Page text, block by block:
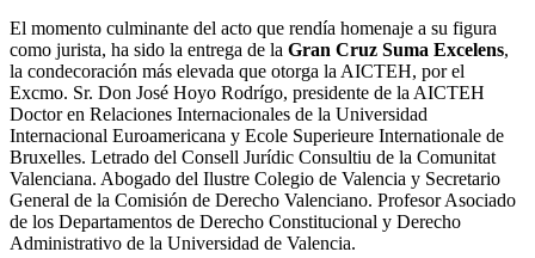
El momento culminante del acto que rendía homenaje a su figura
como jurista, ha sido la entrega de la Gran Cruz Suma Excelens,
la condecoración más elevada que otorga la AICTEH, por el
Excmo. Sr. Don José Hoyo Rodrígo, presidente de la AICTEH
Doctor en Relaciones Internacionales de la Universidad
Internacional Euroamericana y Ecole Superieure Internationale de
Bruxelles. Letrado del Consell Jurídic Consultiu de la Comunitat
Valenciana. Abogado del Ilustre Colegio de Valencia y Secretario
General de la Comisión de Derecho Valenciano. Profesor Asociado
de los Departamentos de Derecho Constitucional y Derecho
Administrativo de la Universidad de Valencia.